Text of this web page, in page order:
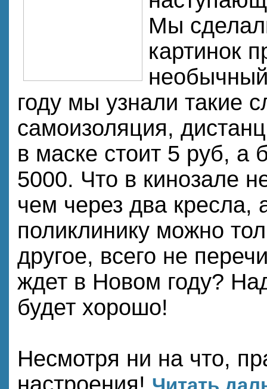
Мы
картинок
году мы узнали такие
самоизоляция,
в маске стоит 5 руб, а
5000. Что в кинозале
чем через два кресла,
поликлинику можно
другое, всего не
ждет в Новом году?
будет хорошо!
Несмотря ни на что,
настроения!